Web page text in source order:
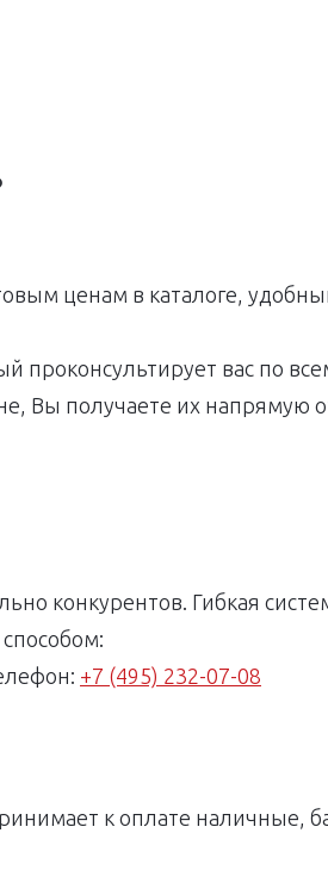
ценам в каталоге,
вас по
Вы получаете их напрямую
конкурентов. Гибкая
+7 (495) 232-07-08
к оплате наличные,